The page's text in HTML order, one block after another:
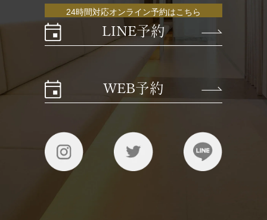
24時間対応オンライン予約はこちら
LINE予約
WEB予約